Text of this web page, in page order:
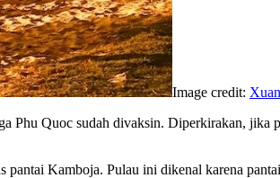
Image credit:
Phu Quoc sudah divaksin. Diperkirakan, jika
Kamboja. Pulau ini dikenal karena